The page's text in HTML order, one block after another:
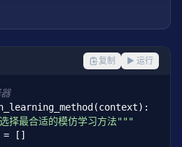
复制 ▶ 运行
择最合适的模仿学习方法"""
[]